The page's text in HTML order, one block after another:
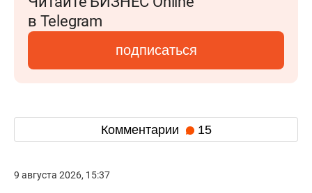
в Telegram
подписаться
Комментарии 15
9 августа 2026, 15:37